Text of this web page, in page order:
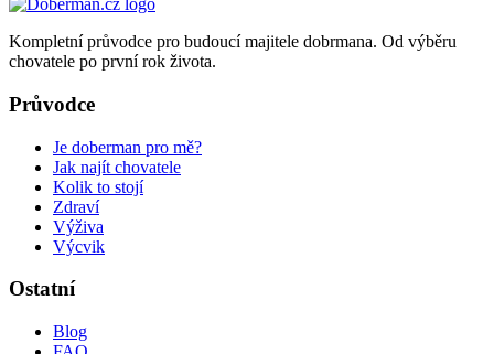
Kompletní průvodce pro budoucí majitele dobrmana. Od výběru
chovatele po první rok života.
Průvodce
Je doberman pro mě?
Jak najít chovatele
Kolik to stojí
Zdraví
Výživa
Výcvik
Ostatní
Blog